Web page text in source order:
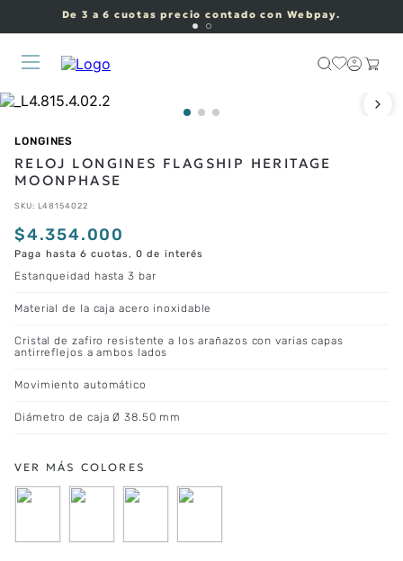
De 3 a 6 cuotas precio contado con Webpay.
LONGINES
RELOJ LONGINES FLAGSHIP HERITAGE
MOONPHASE
SKU: L48154022
$4.354.000
Paga hasta 6 cuotas, 0 de interés
Estanqueidad hasta 3 bar
Material de la caja acero inoxidable
Cristal de zafiro resistente a los arañazos con varias capas
antirreflejos a ambos lados
Movimiento automático
Diámetro de caja Ø 38.50 mm